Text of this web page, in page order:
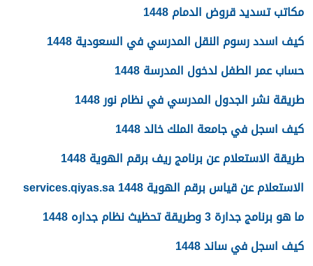
مكاتب تسديد قروض الدمام 1448
كيف اسدد رسوم النقل المدرسي في السعودية 1448
حساب عمر الطفل لدخول المدرسة 1448
طريقة نشر الجدول المدرسي في نظام نور 1448
كيف اسجل في جامعة الملك خالد 1448
طريقة الاستعلام عن برنامج ريف برقم الهوية 1448
الاستعلام عن قياس برقم الهوية 1448 services.qiyas.sa
ما هو برنامج جدارة 3 وطريقة تحظيث نظام جداره 1448
كيف اسجل في ساند 1448